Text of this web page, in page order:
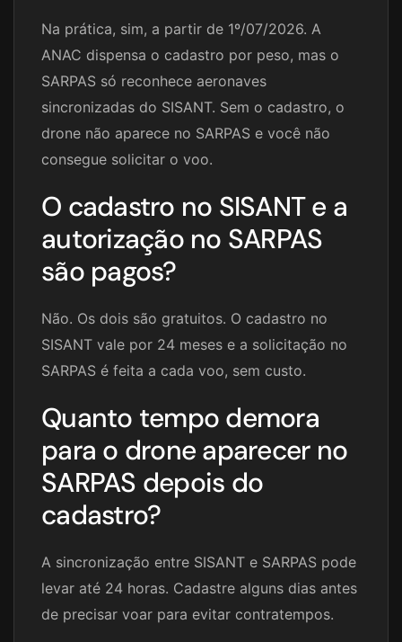
Na prática, sim, a partir de 1º/07/2026. A
ANAC dispensa o cadastro por peso, mas o
SARPAS só reconhece aeronaves
sincronizadas do SISANT. Sem o cadastro, o
drone não aparece no SARPAS e você não
consegue solicitar o voo.
O cadastro no SISANT e a
autorização no SARPAS
são pagos?
Não. Os dois são gratuitos. O cadastro no
SISANT vale por 24 meses e a solicitação no
SARPAS é feita a cada voo, sem custo.
Quanto tempo demora
para o drone aparecer no
SARPAS depois do
cadastro?
A sincronização entre SISANT e SARPAS pode
levar até 24 horas. Cadastre alguns dias antes
de precisar voar para evitar contratempos.